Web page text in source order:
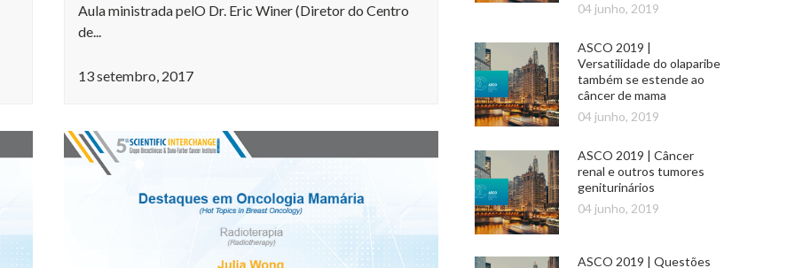
Aula ministrada pelO Dr. Eric Winer (Diretor do Centro
de...
13 setembro, 2017
04 junho, 2019
ASCO 2019 |
Versatilidade do olaparibe
também se estende ao
câncer de mama
04 junho, 2019
ASCO 2019 | Câncer
renal e outros tumores
geniturinários
04 junho, 2019
ASCO 2019 | Questões